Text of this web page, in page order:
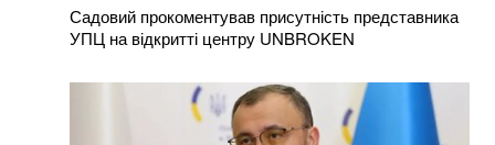
Садовий прокоментував присутність представника
УПЦ на відкритті центру UNBROKEN